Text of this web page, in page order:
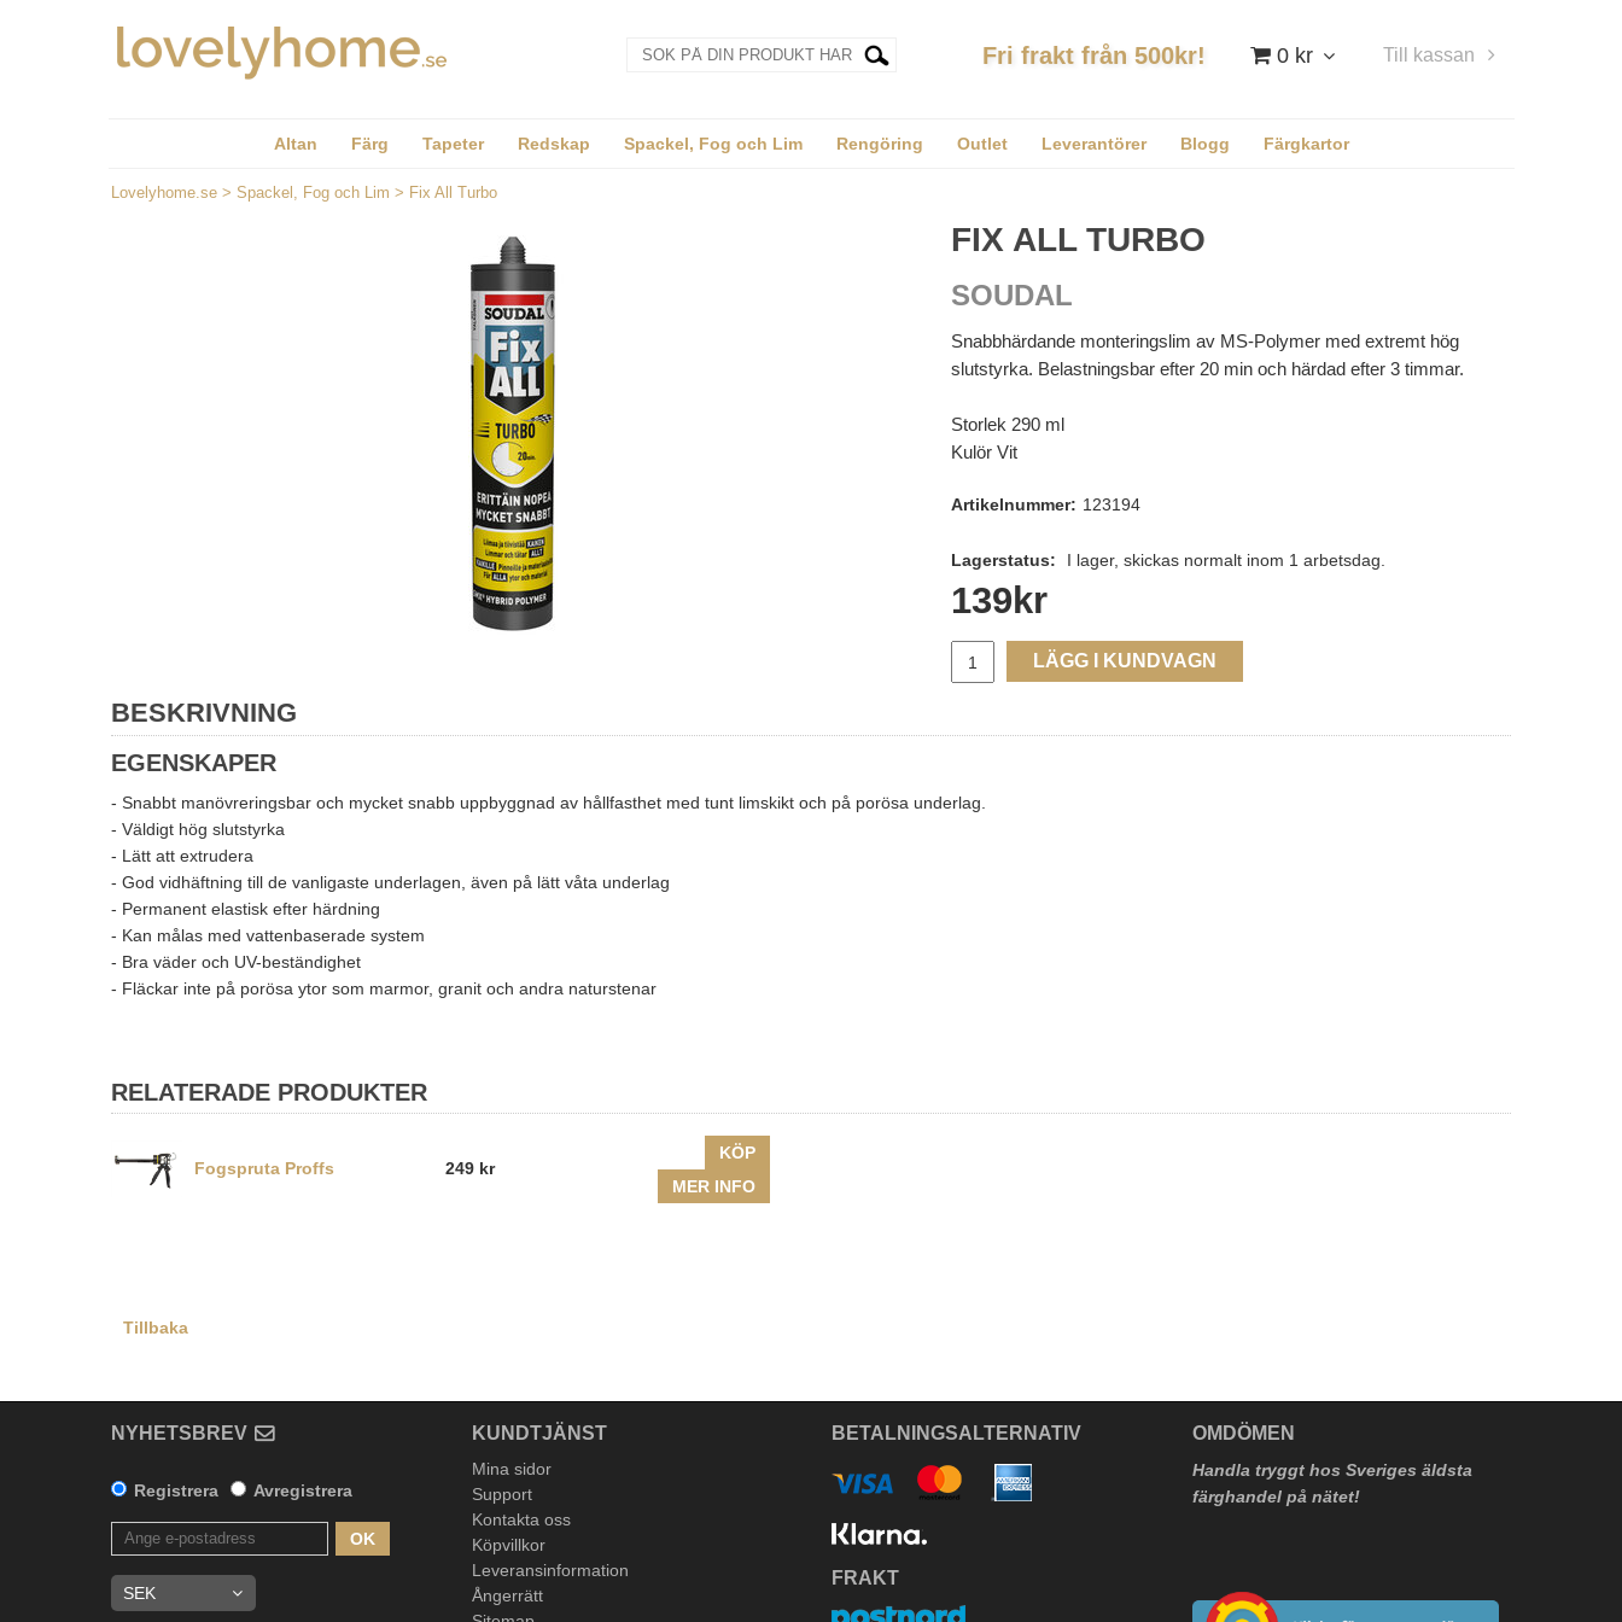
0 kr Till kassan
Fri frakt från 500kr!
Altan Färg Tapeter Redskap Spackel, Fog och Lim Rengöring Outlet Leverantörer Blogg Färgkartor
Lovelyhome.se > Spackel, Fog och Lim > Fix All Turbo
FIX ALL TURBO
SOUDAL
Snabbhärdande monteringslim av MS-Polymer med extremt hög
slutstyrka. Belastningsbar efter 20 min och härdad efter 3 timmar.
Storlek 290 ml
Kulör Vit
Artikelnummer: 123194
Lagerstatus: I lager, skickas normalt inom 1 arbetsdag.
139 kr
LÄGG I KUNDVAGN
BESKRIVNING
EGENSKAPER
- Snabbt manövreringsbar och mycket snabb uppbyggnad av hållfasthet med tunt limskikt och på porösa underlag.
- Väldigt hög slutstyrka
- Lätt att extrudera
- God vidhäftning till de vanligaste underlagen, även på lätt våta underlag
- Permanent elastisk efter härdning
- Kan målas med vattenbaserade system
- Bra väder och UV-beständighet
- Fläckar inte på porösa ytor som marmor, granit och andra naturstenar
RELATERADE PRODUKTER
Fogspruta Proffs 249 kr
KÖP
MER INFO
Tillbaka
NYHETSBREV
Registrera Avregistrera
OK
KUNDTJÄNST
Mina sidor
Support
Kontakta oss
Köpvillkor
Leveransinformation
Ångerrätt
BETALNINGSALTERNATIV
FRAKT
OMDÖMEN
Handla tryggt hos Sveriges äldsta
färghandel på nätet!